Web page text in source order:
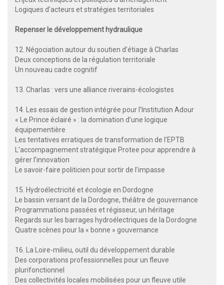
Logiques d’acteurs et stratégies territoriales
Repenser le développement hydraulique
12. Négociation autour du soutien d’étiage à Charlas
Deux conceptions de la régulation territoriale
Un nouveau cadre cognitif
13. Charlas : vers une alliance riverains-écologistes
14. Les essais de gestion intégrée pour l’Institution Adour
« Le Prince éclairé » : la domination d’une logique
équipementière
Les tentatives erratiques de transformation de l’EPTB
L’accompagnement stratégique Protee pour apprendre à
gérer l’innovation
Le savoir-faire politicien pour sortir de l’impasse
15. Hydroélectricité et écologie en Dordogne
Le bassin versant de la Dordogne, théâtre de gouvernance
Programmations passées et régisseur, un héritage
Regards sur les barrages hydroélectriques de la Dordogne
Quatre scènes pour la « bonne » gouvernance
16. La Loire-milieu, outil du développement durable
Des corporations professionnelles pour un fleuve
plurifonctionnel
Des collectivités locales mobilisées pour un fleuve utile